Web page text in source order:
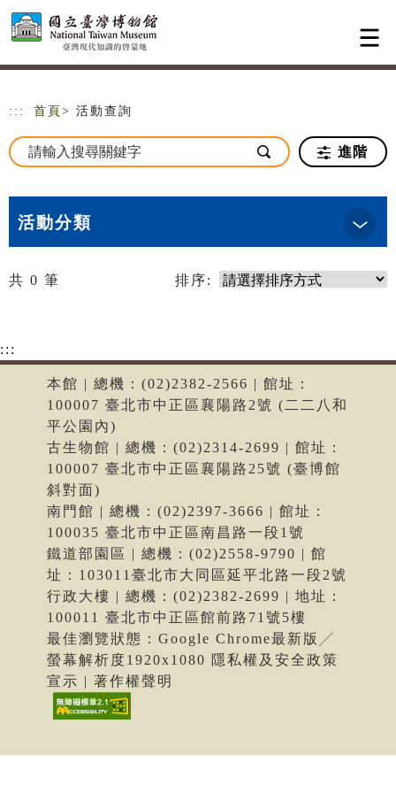
跳到主要內容
網站導覽
::: 首頁 > 活動查詢
進階
活動分類
共 0 筆 排序:
:::
本館 | 總機：(02)2382-2566 | 館址：
100007 臺北市中正區襄陽路2號 (二二八和
平公園內)
古生物館 | 總機：(02)2314-2699 | 館址：
100007 臺北市中正區襄陽路25號 (臺博館
斜對面)
南門館 | 總機：(02)2397-3666 | 館址：
100035 臺北市中正區南昌路一段1號
鐵道部園區 | 總機：(02)2558-9790 | 館
址：103011臺北市大同區延平北路一段2號
行政大樓 | 總機：(02)2382-2699 | 地址：
100011 臺北市中正區館前路71號5樓
最佳瀏覽狀態：Google Chrome最新版╱
螢幕解析度1920x1080 隱私權及安全政策
宣示 | 著作權聲明